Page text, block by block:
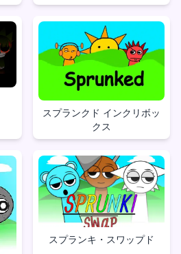
スプランクド インクリボッ
クス
スプランキ・スワップド